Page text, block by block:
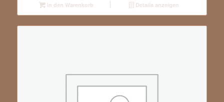
In den Warenkorb Details anzeigen